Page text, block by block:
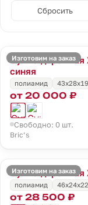
Сбросить
Изготовим на заказ
Сумка дорожная
синяя
полиамид
от 20 000 ₽
Свободно: 0 шт.
Bric’s
Изготовим на заказ
Сумка
полиамид
от 28 500 ₽